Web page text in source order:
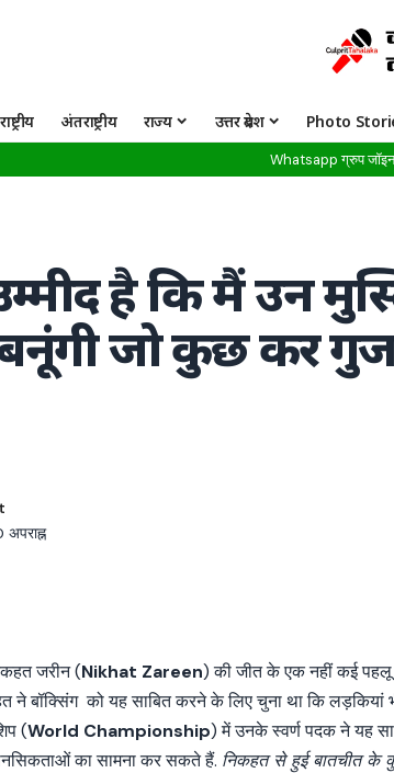
राष्ट्रीय अंतराष्ट्रीय राज्य उत्तर प्रदेश Photo
Whatsapp ग्रुप
है कि मैं उन
जो कुछ कर
जरीन (Nikhat Zareen) की जीत के एक नहीं कई पहलू
ने बॉक्सिंग को यह साबित करने के लिए चुना था कि
(World Championship) में उनके स्वर्ण पदक ने यह
का सामना कर सकते हैं. निकहत से हुई बातचीत के